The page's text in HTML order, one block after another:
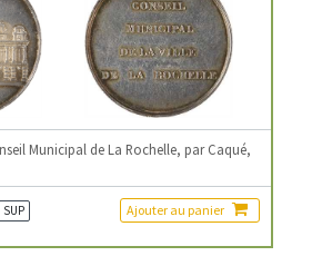
Municipal de La Rochelle, par Caqué,
SUP Ajouter au panier